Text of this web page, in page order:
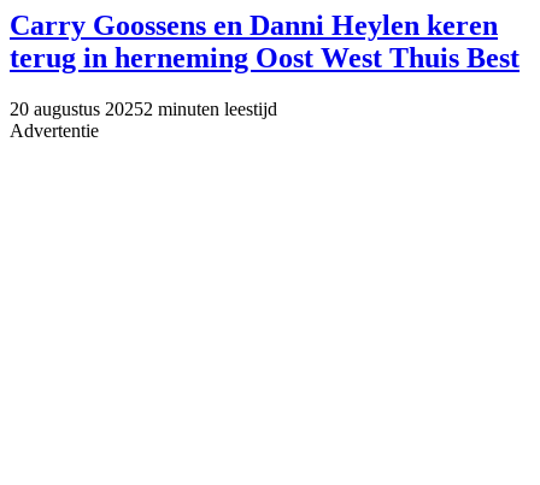
Carry Goossens en Danni Heylen keren
terug in herneming Oost West Thuis Best
20 augustus 20252 minuten leestijd
Advertentie